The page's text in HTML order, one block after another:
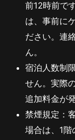
前12時前で
は、事前に
ださい。連
ん。
宿泊人数制
せん。実際
追加料金が
禁煙規定：
場合は、1階